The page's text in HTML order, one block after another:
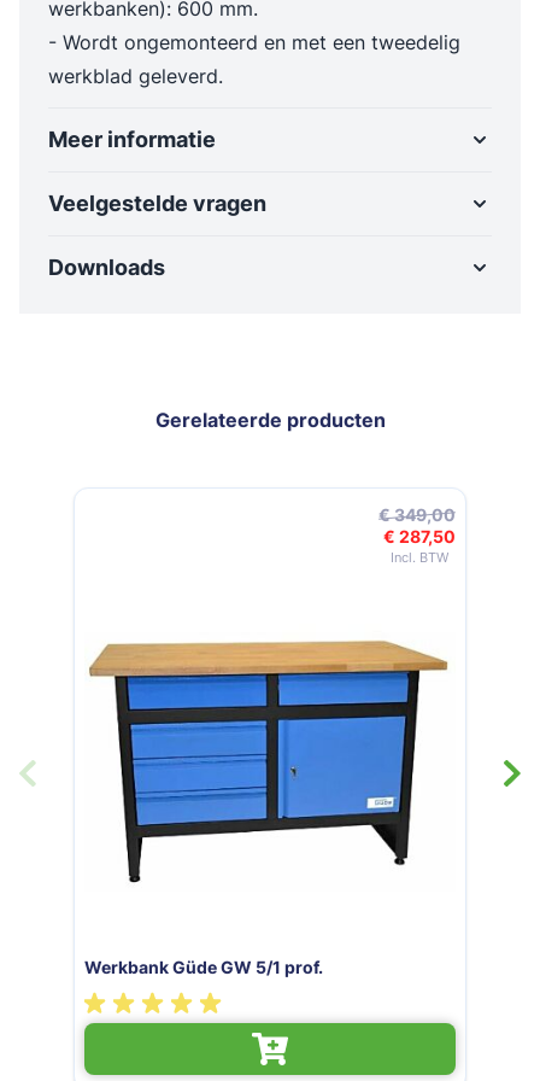
werkbanken): 600 mm.
- Wordt ongemonteerd en met een tweedelig
werkblad geleverd.
Meer informatie
Veelgestelde vragen
Downloads
Gerelateerde producten
Navigeren door de elementen van de carrousel is mogelijk met
Druk om carrousel over te slaan
Druk op om naar carrouselnavigatie te gaan
€ 465,00
Speciale prijs
€ 419,00
Werkbank Güde GW 6/2 XL prof.